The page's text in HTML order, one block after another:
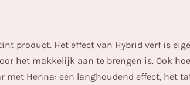
product. Het effect van Hybrid verf is
het makkelijk aan te brengen is. Ook
Henna: een langhoudend effect, het